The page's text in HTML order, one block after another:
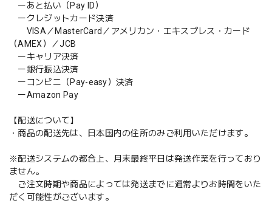
ーあと払い（Pay ID）
ークレジットカード決済
VISA／MasterCard／アメリカン・エキスプレス・カード
（AMEX）／JCB
ーキャリア決済
ー銀行振込決済
ーコンビニ（Pay-easy）決済
ーAmazon Pay
【配送について】
・商品の配送先は、日本国内の住所のみご利用いただけます。
※配送システムの都合上、月末最終平日は発送作業を行っており
ません。
ご注文時期や商品によっては発送までに通常よりお時間をいた
だく可能性がございます。